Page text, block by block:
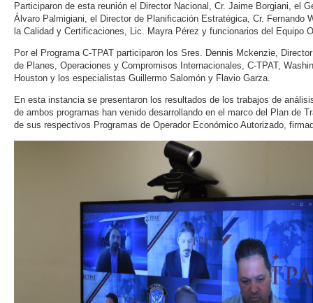
Participaron de esta reunión el Director Nacional, Cr. Jaime Borgiani, el
Álvaro Palmigiani, el Director de Planificación Estratégica, Cr. Fernando
la Calidad y Certificaciones, Lic. Mayra Pérez y funcionarios del Equipo
Por el Programa C-TPAT participaron los Sres. Dennis Mckenzie,
de Planes, Operaciones y Compromisos Internacionales, C-TPAT,
Houston y los especialistas Guillermo Salomón y Flavio Garza.
En esta instancia se presentaron los resultados de los trabajos de
de ambos programas han venido desarrollando en el marco del Plan de
de sus respectivos Programas de Operador Económico Autorizado,